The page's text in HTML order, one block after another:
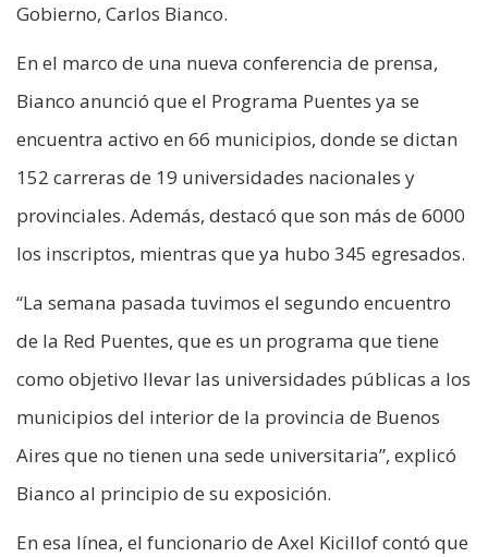
Gobierno, Carlos Bianco.
En el marco de una nueva conferencia de prensa,
Bianco anunció que el Programa Puentes ya se
encuentra activo en 66 municipios, donde se dictan
152 carreras de 19 universidades nacionales y
provinciales. Además, destacó que son más de 6000
los inscriptos, mientras que ya hubo 345 egresados.
“La semana pasada tuvimos el segundo encuentro
de la Red Puentes, que es un programa que tiene
como objetivo llevar las universidades públicas a los
municipios del interior de la provincia de Buenos
Aires que no tienen una sede universitaria”, explicó
Bianco al principio de su exposición.
En esa línea, el funcionario de Axel Kicillof contó que